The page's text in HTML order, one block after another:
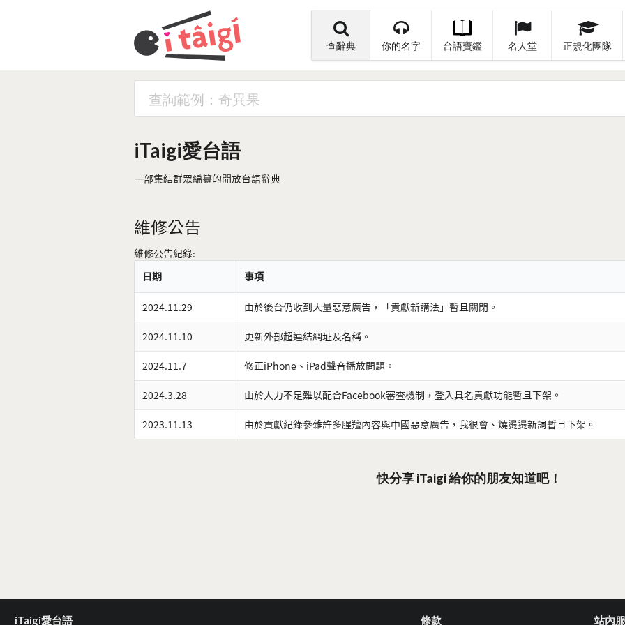
查辭典 你的名字 台語寶鑑 名人堂 正規化團隊
iTaigi愛台語
一部集結群眾編纂的開放台語辭典
維修公告
維修公告紀錄:
日期
事項
2024.11.29 由於後台仍收到大量惡意廣告，「貢獻新講法」暫且關閉。
2024.11.10 更新外部超連結網址及名稱。
2024.11.7 修正iPhone、iPad聲音播放問題。
2024.3.28 由於人力不足難以配合Facebook審查機制，登入具名貢獻功能暫且下架。
2023.11.13 由於貢獻紀錄參雜許多腥羶內容與中國惡意廣告，我很會、燒燙燙新詞暫且下架。
快分享 iTaigi 給你的朋友知道吧！
iTaigi愛台語 條款 站內